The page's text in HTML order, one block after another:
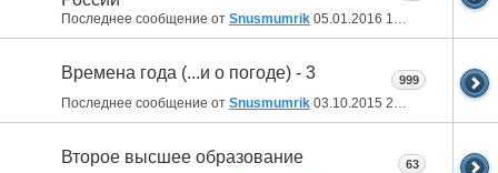
Последнее сообщение от Snusmumrik 05.01.2016 18:26
Времена года (...и о погоде) - 3
Последнее сообщение от Snusmumrik 03.10.2015 21:09
999
Второе высшее образование 63